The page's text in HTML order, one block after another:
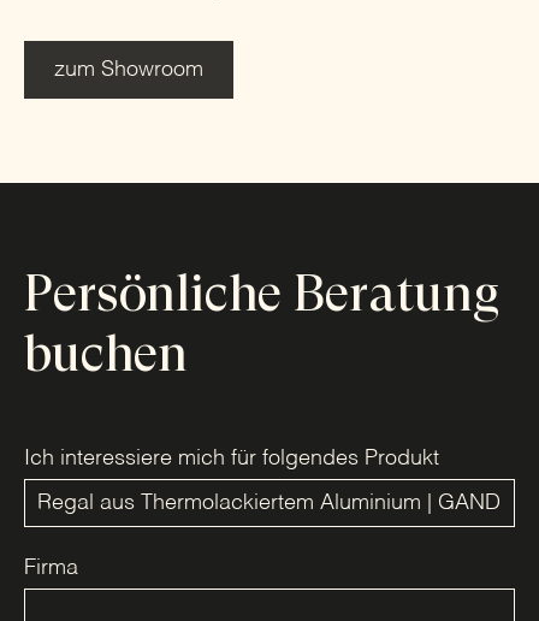
zum Showroom
Persönliche Beratung
buchen
Ich interessiere mich für folgendes Produkt
Firma